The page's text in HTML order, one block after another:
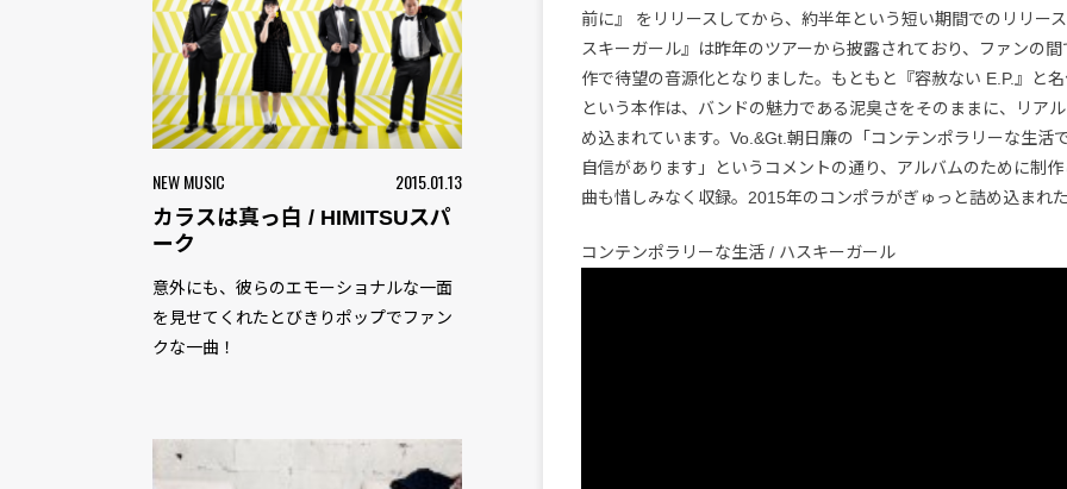
NEW MUSIC 2015.01.13
カラスは真っ白 / HIMITSUスパ
ーク
意外にも、彼らのエモーショナルな一面
を見せてくれたとびきりポップでファン
クな一曲！
前に』 をリリースしてから、約半年という短い期間でのリリー
スキーガール』は昨年のツアーから披露されており、ファンの
作で待望の音源化となりました。もともと『容赦ない E.P.』と
という本作は、バンドの魅力である泥臭さをそのままに、リア
め込まれています。Vo.&Gt.朝日廉の「コンテンポラリーな生活
自信があります」というコメントの通り、アルバムのために制
曲も惜しみなく収録。2015年のコンポラがぎゅっと詰め込まれ
コンテンポラリーな生活 / ハスキーガール